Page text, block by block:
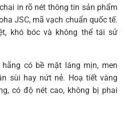
in rõ nét thông tin sản phẩm
JSC, mã vạch chuẩn quốc tế.
khó bóc và không thể tái sử
có bề mặt láng mịn, men
sùi hay nứt nẻ. Hoạ tiết vàng
có độ nét cao, không bị phai